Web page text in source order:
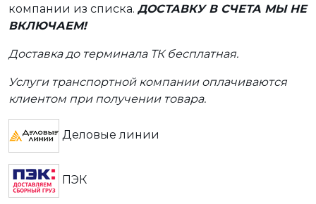
компании из списка. ДОСТАВКУ В СЧЕТА МЫ НЕ
ВКЛЮЧАЕМ!
Доставка до терминала ТК бесплатная.
Услуги транспортной компании оплачиваются
клиентом при получении товара.
Деловые линии
ПЭК